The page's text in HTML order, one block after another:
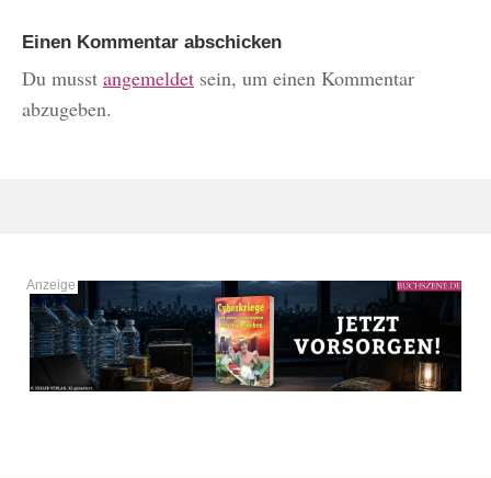
Einen Kommentar abschicken
Du musst angemeldet sein, um einen Kommentar
abzugeben.